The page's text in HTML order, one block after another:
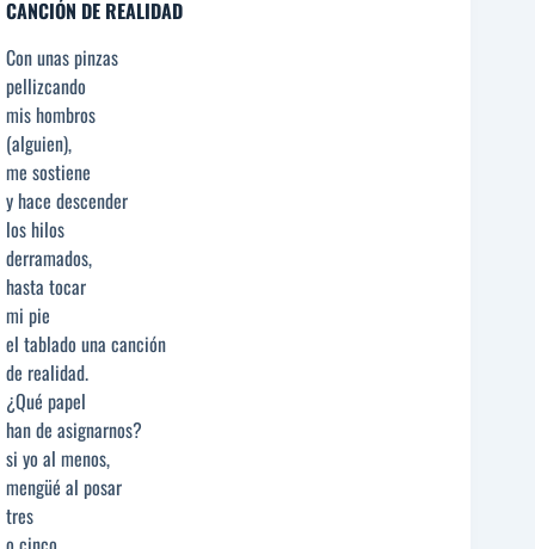
CANCIÓN DE REALIDAD
Con unas pinzas
pellizcando
mis hombros
(alguien),
me sostiene
y hace descender
los hilos
derramados,
hasta tocar
mi pie
el tablado una canción
de realidad.
¿Qué papel
han de asignarnos?
si yo al menos,
mengüé al posar
tres